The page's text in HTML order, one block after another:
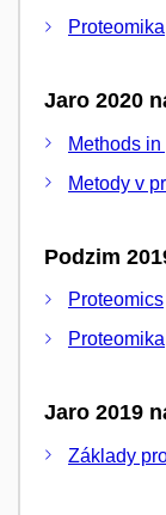
Proteomika
Jaro 2020
Methods
Metody v
Podzim
Proteomics
Proteomika
Jaro 2019
Základy